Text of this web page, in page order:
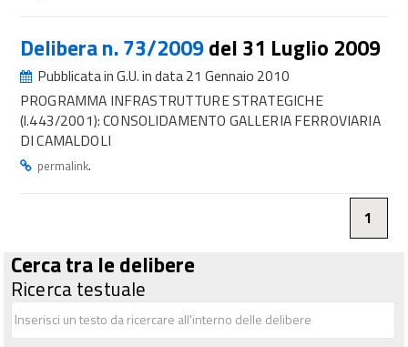
Delibera n. 73/2009del 31 Luglio 2009
Pubblicata in G.U. in data 21 Gennaio 2010
PROGRAMMA INFRASTRUTTURE STRATEGICHE
(l.443/2001): CONSOLIDAMENTO GALLERIA FERROVIARIA
DI CAMALDOLI
permalink.
1
Cerca tra le delibere
Ricerca testuale